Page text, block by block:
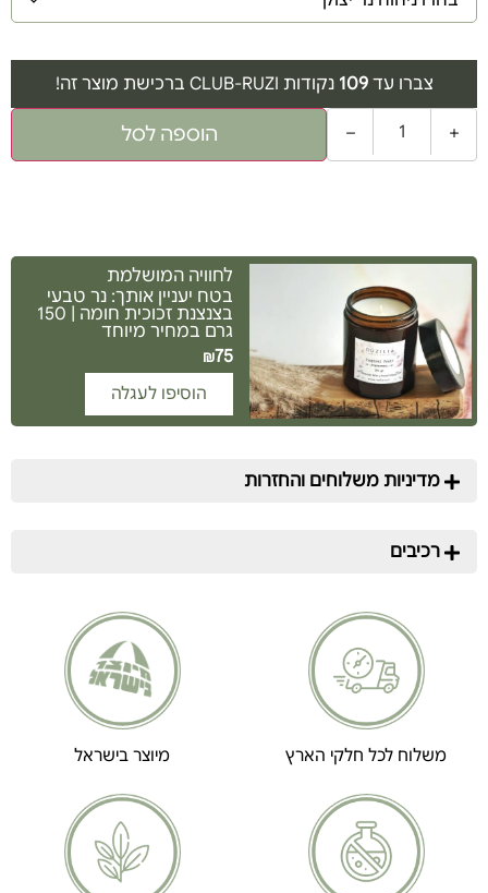
צברו עד109נקודות CLUB-RUZI ברכישת מוצר זה!
− + הוספה לסל
לחוויה המושלמת
בטח יעניין אותך: נר טבעי
בצנצנת זכוכית חומה | 150
גרם במחיר מיוחד
₪75
הוסיפו לעגלה
מדיניות משלוחים והחזרות
רכיבים
משלוח לכל חלקי הארץ מיוצר בישראל